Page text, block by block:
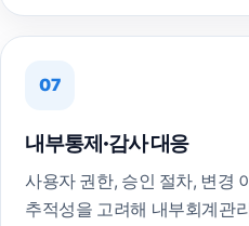
07
내부통제·감사 대응
사용자 권한, 승인 절차, 변경
추적성을 고려해 내부회계관